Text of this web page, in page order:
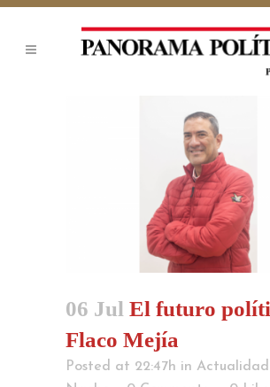
06 Jul El futuro
Flaco Mejía
Posted at 22:47h in Actualidad